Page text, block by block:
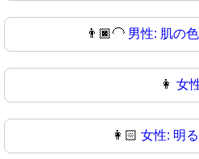
👨🏿‍🦲 男性: 肌の
👩 女
👩🏻 女性: 明